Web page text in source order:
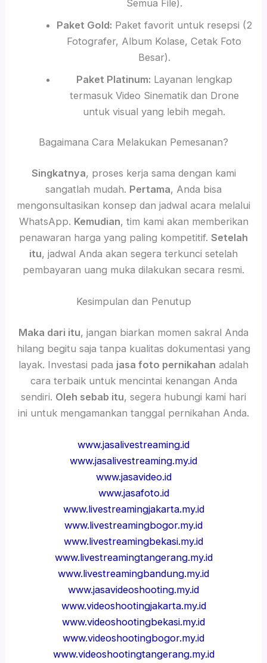
Semua File).
Paket Gold: Paket favorit untuk resepsi (2
Fotografer, Album Kolase, Cetak Foto
Besar).
Paket Platinum: Layanan lengkap
termasuk Video Sinematik dan Drone
untuk visual yang lebih megah.
Bagaimana Cara Melakukan Pemesanan?
Singkatnya, proses kerja sama dengan kami
sangatlah mudah. Pertama, Anda bisa
mengonsultasikan konsep dan jadwal acara melalui
WhatsApp. Kemudian, tim kami akan memberikan
penawaran harga yang paling kompetitif. Setelah
itu, jadwal Anda akan segera terkunci setelah
pembayaran uang muka dilakukan secara resmi.
Kesimpulan dan Penutup
Maka dari itu, jangan biarkan momen sakral Anda
hilang begitu saja tanpa kualitas dokumentasi yang
layak. Investasi pada jasa foto pernikahan adalah
cara terbaik untuk mencintai kenangan Anda
sendiri. Oleh sebab itu, segera hubungi kami hari
ini untuk mengamankan tanggal pernikahan Anda.
www.jasalivestreaming.id
www.jasalivestreaming.my.id
www.jasavideo.id
www.jasafoto.id
www.livestreamingjakarta.my.id
www.livestreamingbogor.my.id
www.livestreamingbekasi.my.id
www.livestreamingtangerang.my.id
www.livestreamingbandung.my.id
www.jasavideoshooting.my.id
www.videoshootingjakarta.my.id
www.videoshootingbekasi.my.id
www.videoshootingbogor.my.id
www.videoshootingtangerang.my.id